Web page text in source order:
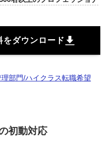
をダウンロード
理部門/ハイクラス転職希望
初動対応